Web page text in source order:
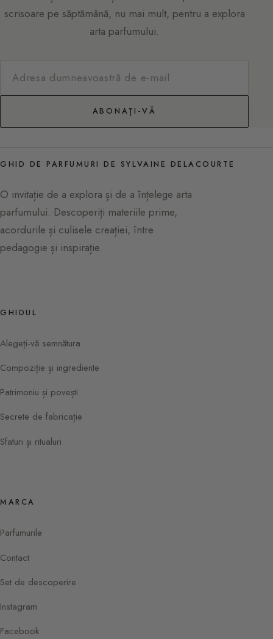
scrisoare pe săptămână, nu mai mult, pentru a explora
arta parfumului.
ABONAȚI-VĂ
GHID DE PARFUMURI DE SYLVAINE DELACOURTE
O invitație de a explora și de a înțelege arta
parfumului. Descoperiți materiile prime,
acordurile și culisele creației, între
pedagogie și inspirație.
GHIDUL
Alegeți-vă semnătura
Compoziție și ingrediente
Patrimoniu și povești
Secrete de fabricație
Sfaturi și ritualuri
MARCA
Parfumurile
Contact
Set de descoperire
Instagram
Facebook